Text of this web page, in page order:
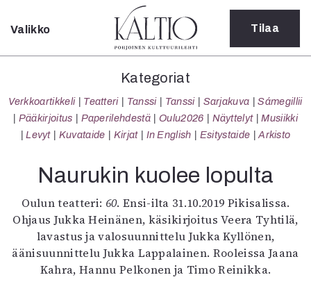
Sulje
Kategoriat
Verkkoartikkeli
Teatteri
Tanssi
Sarjakuva
Sámegillii
Pääkirjoitus
Paperilehdestä
Oulu2026
Näyttelyt
Musiikki
Valikko Tilaa
Kategoriat
Verkkoartikkeli Teatteri Tanssi Tanssi Sarjakuva
Sámegillii
Pääkirjoitus
Paperilehdestä Oulu2026 Näyttelyt
Musiikki
Levyt
Kuvataide Kirjat In English Esitystaide Arkisto
Naurukin kuolee lopulta
Oulun teatteri: 60. Ensi-ilta 31.10.2019 Pikisalissa.
Ohjaus Jukka Heinänen, käsikirjoitus Veera Tyhtilä,
lavastus ja valosuunnittelu Jukka Kyllönen,
äänisuunnittelu Jukka Lappalainen. Rooleissa Jaana
Kahra, Hannu Pelkonen ja Timo Reinikka.